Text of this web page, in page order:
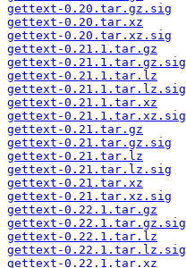
gettext-0.20.tar.gz.sig
gettext-0.20.tar.xz
gettext-0.20.tar.xz.sig
gettext-0.21.1.tar.gz
gettext-0.21.1.tar.gz.sig
gettext-0.21.1.tar.lz
gettext-0.21.1.tar.lz.sig
gettext-0.21.1.tar.xz
gettext-0.21.1.tar.xz.sig
gettext-0.21.tar.gz
gettext-0.21.tar.gz.sig
gettext-0.21.tar.lz
gettext-0.21.tar.lz.sig
gettext-0.21.tar.xz
gettext-0.21.tar.xz.sig
gettext-0.22.1.tar.gz
gettext-0.22.1.tar.gz.sig
gettext-0.22.1.tar.lz
gettext-0.22.1.tar.lz.sig
gettext-0.22.1.tar.xz